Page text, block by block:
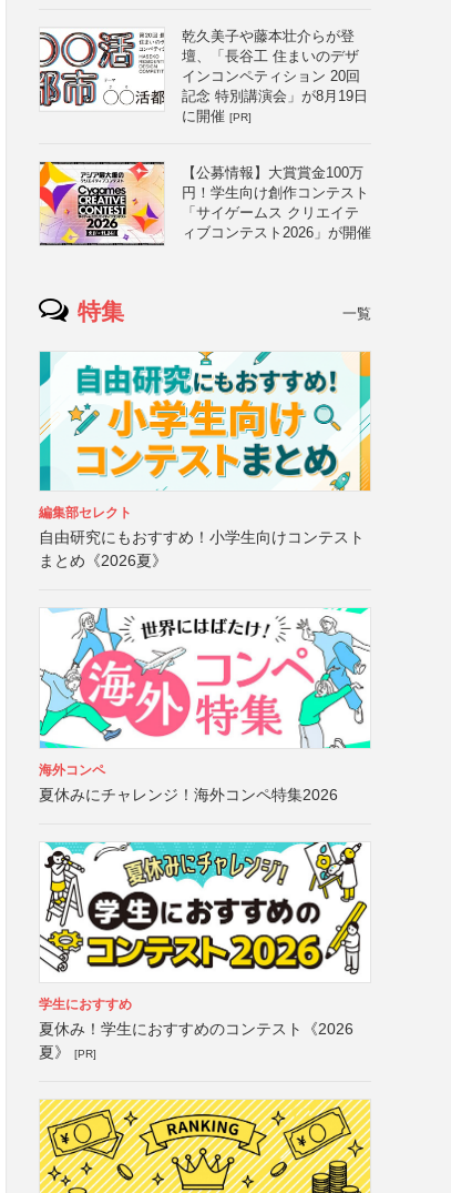
乾久美子や藤本壮介らが登
壇、「長谷工 住まいのデザ
インコンペティション 20回
記念 特別講演会」が8月19日
に開催 [PR]
【公募情報】大賞賞金100万
円！学生向け創作コンテスト
「サイゲームス クリエイテ
ィブコンテスト2026」が開催
特集 一覧
編集部セレクト
自由研究にもおすすめ！小学生向けコンテスト
まとめ《2026夏》
海外コンペ
夏休みにチャレンジ！海外コンペ特集2026
学生におすすめ
夏休み！学生におすすめのコンテスト《2026
夏》
[PR]